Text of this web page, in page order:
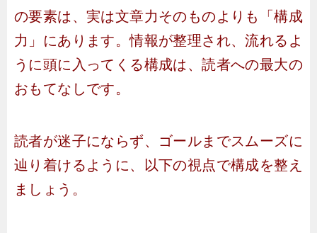
の要素は、実は文章力そのものよりも「構成
力」にあります。情報が整理され、流れるよ
うに頭に入ってくる構成は、読者への最大の
おもてなしです。
読者が迷子にならず、ゴールまでスムーズに
辿り着けるように、以下の視点で構成を整え
ましょう。